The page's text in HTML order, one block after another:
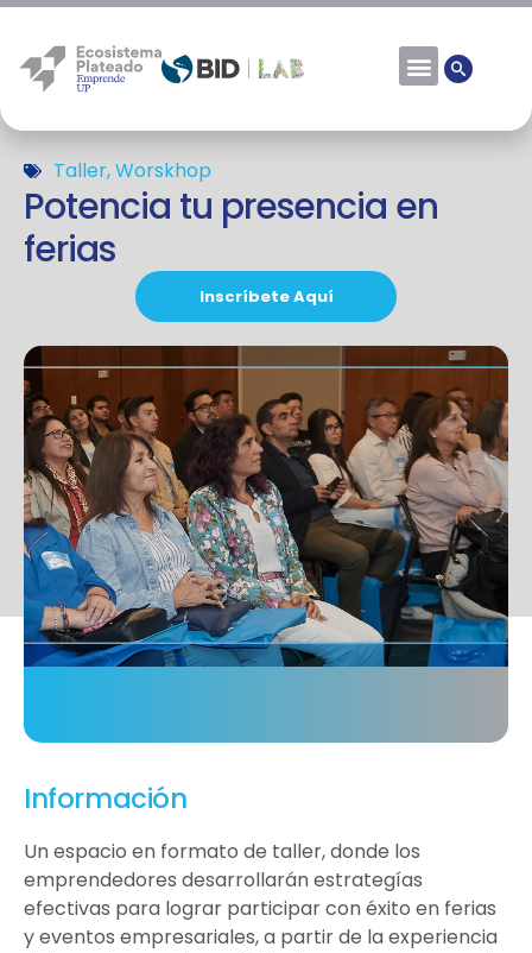
Taller,Worskhop
Potencia tu presencia en
ferias
Inscríbete Aquí
Información
Un espacio en formato de taller, donde los
emprendedores desarrollarán estrategías
efectivas para lograr participar con éxito en ferias
y eventos empresariales, a partir de la experiencia